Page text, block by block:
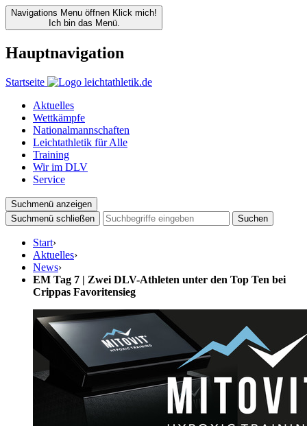
Navigations Menu öffnen Klick mich!
Ich bin das Menü.
Hauptnavigation
Startseite
Aktuelles
Wettkämpfe
Nationalmannschaften
Leichtathletik für Alle
Training
Wir im DLV
Service
Suchmenü anzeigen
Suchmenü schließen
Suchen
Start›
Aktuelles›
News›
EM Tag 7 | Zwei DLV-Athleten unter den Top Ten bei
Crippas Favoritensieg